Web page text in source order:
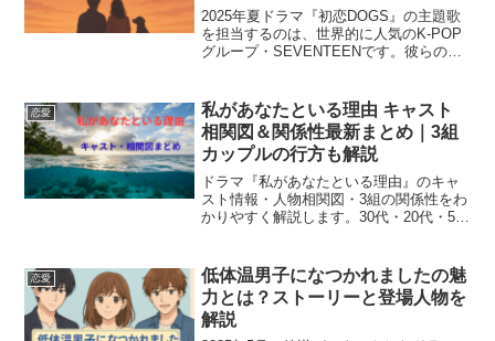
2025年夏ドラマ『初恋DOGS』の主題歌
を担当するのは、世界的に人気のK-POP
グループ・SEVENTEENです。彼らの日
再生」に深く寄り添い、視聴者の心を動
かす仕上...
恋愛
私があなたといる理由 キャスト
相関図＆関係性最新まとめ｜3組
カップルの行方も解説
ドラマ『私があなたといる理由』のキャ
スト情報・人物相関図・3組の関係性をわ
かりやすく解説します。30代・20代・50
すじや別れるカップルの動向も追記し、
放送に合わせて...
恋愛
低体温男子になつかれましたの魅
力とは？ストーリーと登場人物を
解説